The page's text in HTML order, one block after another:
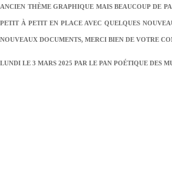
ANCIEN THÈME GRAPHIQUE MAIS BEAUCOUP DE
PETIT À PETIT EN PLACE AVEC QUELQUES
NOUVEAUX DOCUMENTS, MERCI BIEN DE VOTRE
LUNDI LE 3 MARS 2025 PAR LE PAN POÉTIQUE DES